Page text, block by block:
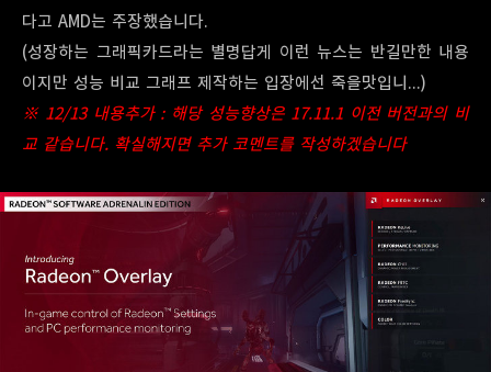
다고 AMD는 주장했습니다.
(성장하는 그래픽카드라는 별명답게 이런 뉴스는 반길만한 내용
이지만 성능 비교 그래프 제작하는 입장에선 죽을맛입니...)
※ 12/13 내용추가 : 해당 성능향상은 17.11.1 이전 버전과의 비
교 같습니다. 확실해지면 추가 코멘트를 작성하겠습니다